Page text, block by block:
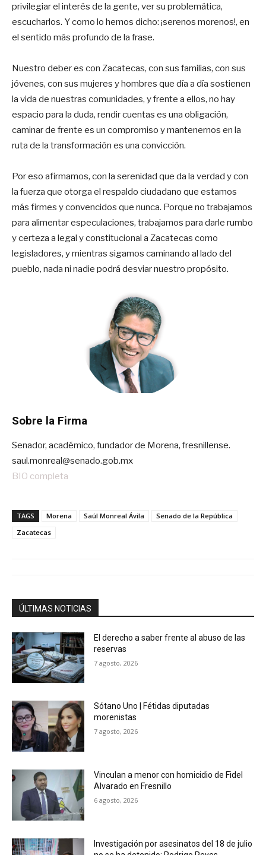
privilegiar el interés de la gente, ver su problemática,
escucharlos. Y como lo hemos dicho: ¡serenos morenos!, en
el sentido más profundo de la frase.
Nuestro deber es con Zacatecas, con sus familias, con sus
jóvenes, con sus mujeres y hombres que día a día sostienen
la vida de nuestras comunidades, y frente a ellos, no hay
espacio para la duda, rendir cuentas es una obligación,
caminar de frente es un compromiso y mantenernos en la
ruta de la transformación es una convicción.
Por eso afirmamos, con la serenidad que da la verdad y con
la fuerza que otorga el respaldo ciudadano que estamos
más firmes y convencidos que nunca. Porque no trabajamos
para alimentar especulaciones, trabajamos para darle rumbo
y certeza a legal y constitucional a Zacatecas como
legisladores, y mientras sigamos caminando al lado del
pueblo, nada ni nadie podrá desviar nuestro propósito.
Sobre la Firma
Senador, académico, fundador de Morena, fresnillense.
saul.monreal@senado.gob.mx
BIO completa
TAGS Morena Saúl Monreal Ávila
Senado de la República
Zacatecas
ÚLTIMAS NOTICIAS
El derecho a saber frente al abuso de las
reservas
7 agosto, 2026
Sótano Uno | Fétidas diputadas
morenistas
7 agosto, 2026
Vinculan a menor con homicidio de Fidel
Alvarado en Fresnillo
6 agosto, 2026
Investigación por asesinatos del 18 de julio